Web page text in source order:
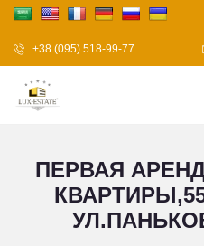
+38 (095) 518-99-77
ПЕРВАЯ